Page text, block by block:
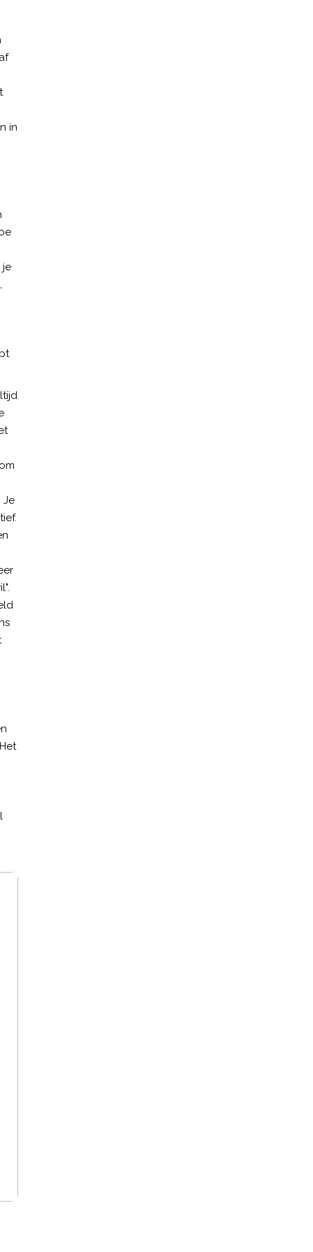
in
je
Je